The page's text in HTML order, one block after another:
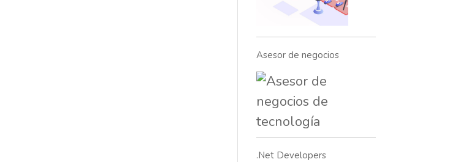
Asesor de negocios
.Net Developers